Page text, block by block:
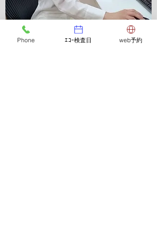
Doctor Profile 3
Phone ｴｺｰ検査日 web予約